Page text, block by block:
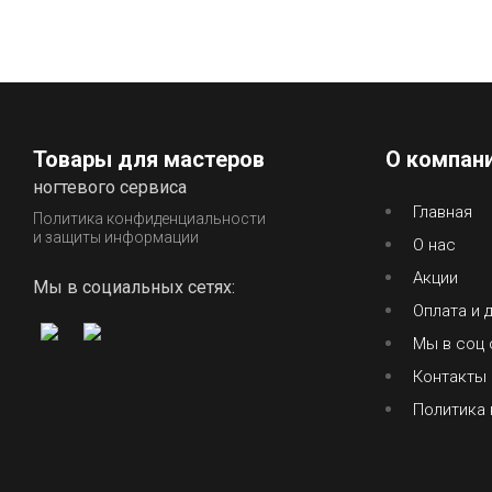
Товары для мастеров
ногтевого сервиса
Политика конфиденциальности
и защиты информации
Мы в социальных сетях:
О
Главная
О нас
Акции
Оплата и
Мы в соц
Контакты
Политика